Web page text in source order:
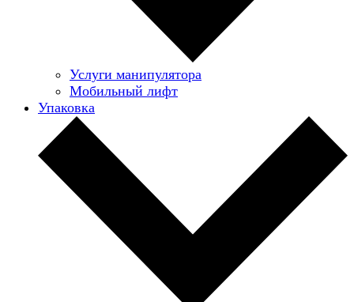
Услуги манипулятора
Мобильный лифт
Упаковка